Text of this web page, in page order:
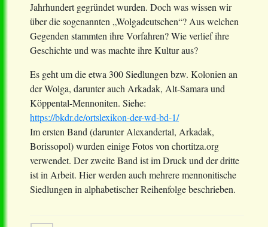
Jahrhundert gegründet wurden. Doch was wissen wir
über die sogenannten „Wolgadeutschen“? Aus welchen
Gegenden stammten ihre Vorfahren? Wie verlief ihre
Geschichte und was machte ihre Kultur aus?
Es geht um die etwa 300 Siedlungen bzw. Kolonien an
der Wolga, darunter auch Arkadak, Alt-Samara und
Köppental-Mennoniten. Siehe:
https://bkdr.de/ortslexikon-der-wd-bd-1/
Im ersten Band (darunter Alexandertal, Arkadak,
Borissopol) wurden einige Fotos von chortitza.org
verwendet. Der zweite Band ist im Druck und der dritte
ist in Arbeit. Hier werden auch mehrere mennonitische
Siedlungen in alphabetischer Reihenfolge beschrieben.